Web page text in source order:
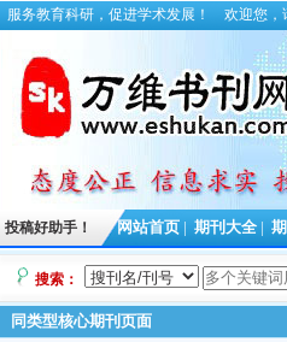
服务教育科研，促进学术发展！ 欢迎您，
投稿好助手！ 网站首页 期刊大全
搜索：
同类型核心期刊页面